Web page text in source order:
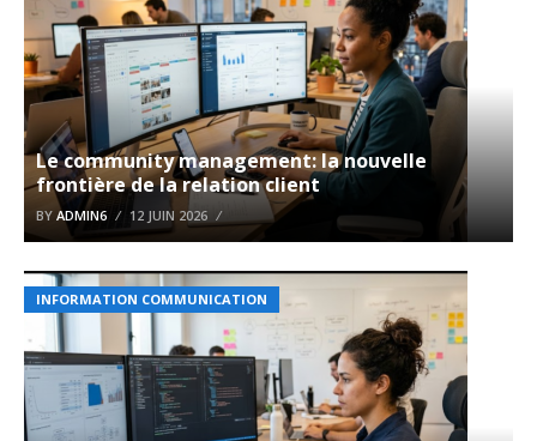
Le community management: la nouvelle
frontière de la relation client
BY ADMIN6 12 JUIN 2026
INFORMATION COMMUNICATION